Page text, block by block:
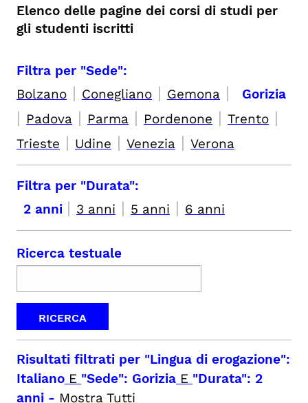
Elenco delle pagine dei corsi di studi per
gli studenti iscritti
Filtra per "Sede":
Bolzano | Conegliano | Gemona | Gorizia
| Padova | Parma | Pordenone | Trento |
Trieste | Udine | Venezia | Verona
Filtra per "Durata":
2 anni | 3 anni | 5 anni | 6 anni
Ricerca testuale
Risultati filtrati per "Lingua di erogazione":
Italiano E "Sede": Gorizia E "Durata": 2
anni - Mostra Tutti